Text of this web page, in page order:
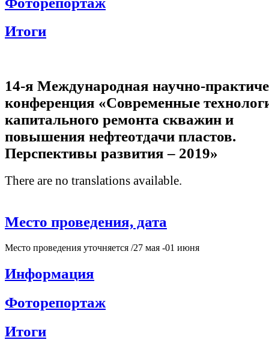
Итоги
14-я Международная научно-
конференция «Современные
капитального ремонта скважин и
повышения нефтеотдачи пластов.
Перспективы развития – 2019»
There are no translations available.
Место проведения, дата
Место проведения уточняется /27 мая -01 июня
Информация
Фоторепортаж
Итоги